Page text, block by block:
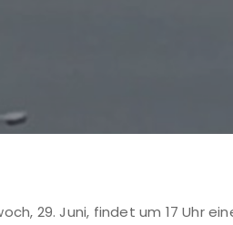
29. Juni, findet um 17 Uhr